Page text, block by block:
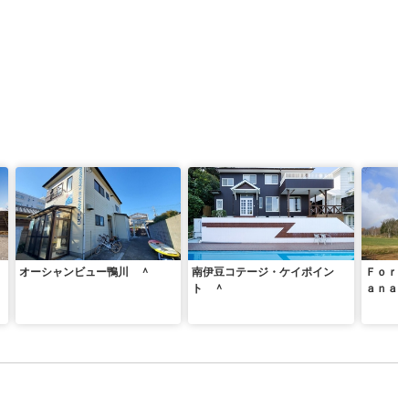
オーシャンビュー鴨川 ＾
南伊豆コテージ・ケイポイン
ト ＾
Ｆｏ
ａｎ